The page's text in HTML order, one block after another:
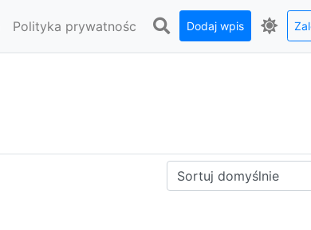
Polityka prywatnośc Dodaj wpis
Sortuj: